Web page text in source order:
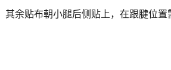
余贴布朝小腿后侧贴上，在跟腱位置